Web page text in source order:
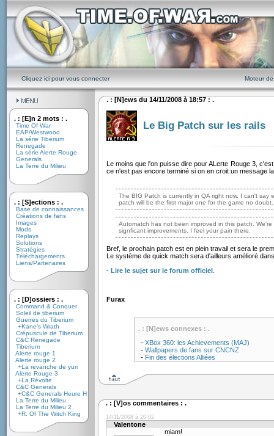
Cliquez ici pour vous connecter Moteur
. : [E]n 2 mots : .
Time Of War
EAP/Westwood
La série Tiberium
Renegade
La série Alerte Rouge
Generals
La Terre du Milieu
. : [S]ections : .
Base de connaissances
Créations de fans
Images
Mods
Replays
Solutions
Stratégies
Téléchargements
Liens/Partenaires
. : [D]ossiers : .
Command & Conquer
Soleil de tiberium
Guerres du Tiberium
+Kane's Wrath
Crépuscule de Tiberium
C&C Renegade
Tiberium
Alerte rouge 1
Alerte rouge 2
+La revanche de yuri
Alerte Rouge 3
+La Révolte
C&C Generals
+C&C Generals Heure H
La Terre du Milieu
La Terre du Milieu 2
+R. Of The Witch King
. : [N]ews du 14/11/2008 à 18:57 : .
Le Big Patch sur les rails
Le moins que l'on puisse dire pour ALerte Rouge 3,
ce n'est pas encore terminé si on en croit un message
The BIG Patch is currently in QA right now. I can't
patch will be the first major one for the game no doubt.
Automatch has not been improved in this patch.
signficant improvements. I feel your pain there.
Bref, le prochain patch est en plein travail et sera le
Le système de quick match sera d'ailleurs amélioré
- Lire le sujet sur le forum officiel.
Furax
. : [N]ews connexes : .
- XBox 360: les Achievements (MAJ)
- Wallpapers de fans sur CNCNZ
- Fin des élections Alliées
. : [V]os commentaires : .
14/11/2008 à 20:02
Valentone
miam!